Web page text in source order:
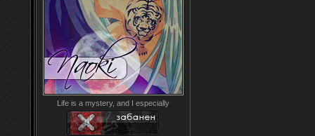
Life is a mystery, and I especially